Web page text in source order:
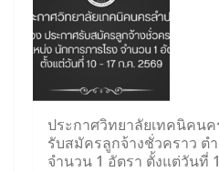
ประกาศวิทยาลัยเทคนิคนค
รับสมัครลูกจ้างชั่วคราว ต
จำนวน 1 อัตรา ตั้งแต่วันที่